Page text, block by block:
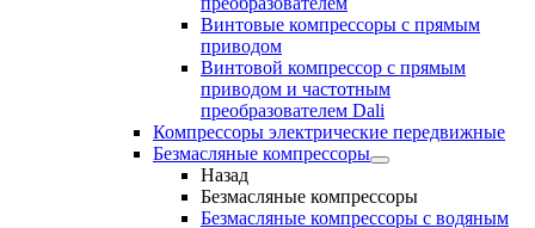
Винтовые компрессоры с прямым
приводом
Винтовой компрессор с прямым
приводом и частотным
преобразователем Dali
Компрессоры электрические передвижные
Безмасляные компрессоры
Назад
Безмасляные компрессоры
Безмасляные компрессоры с водяным